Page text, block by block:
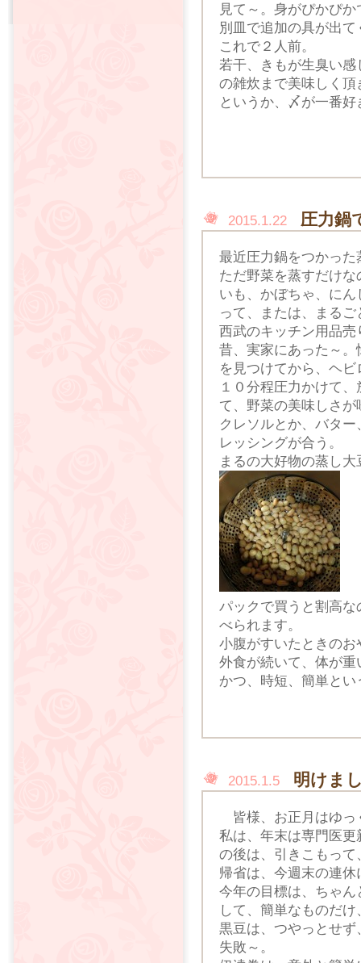
見て～。身がぴかぴか
別皿で追加の具が出
これで２人前。
若干、きもが生臭い
の雑炊まで美味しく頂
というか、〆が一番好
2015.1.22 圧力鍋
最近圧力鍋をつかっ
ただ野菜を蒸すだけ
いも、かぼちゃ、に
って、または、まるご
西武のキッチン用品
昔、実家にあった～。
を見つけてから、ヘ
１０分程圧力かけて
て、野菜の美味しさが
クレソルとか、バタ
レッシングが合う。
まるの大好物の蒸し
パックで買うと割高
べられます。
小腹がすいたときの
外食が続いて、体が
かつ、時短、簡単と
2015.1.5 明けま
皆様、お正月はゆっ
私は、年末は専門医
の後は、引きこもっ
帰省は、今週末の連休
今年の目標は、ちゃ
して、簡単なものだ
黒豆は、つやっとせ
失敗～。